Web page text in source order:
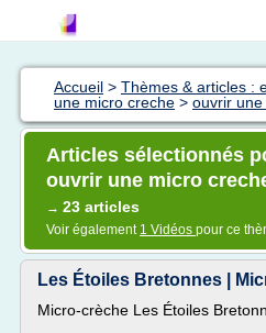
Accueil > Thèmes & articles :
une micro creche > ouvrir
Articles sélectionnés
ouvrir une micro
→ 23 articles
Voir également 1 Vidéos pour ce
Les Étoiles Bretonnes |
Micro-crèche Les Étoiles